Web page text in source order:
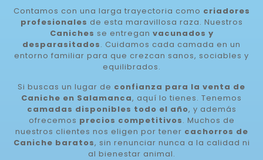
Contamos con una larga trayectoria como criadores
profesionales de esta maravillosa raza. Nuestros
Caniches se entregan vacunados y
desparasitados. Cuidamos cada camada en un
entorno familiar para que crezcan sanos, sociables y
equilibrados.
Si buscas un lugar de confianza para la venta de
Caniche en Salamanca, aquí lo tienes. Tenemos
camadas disponibles todo el año, y además
ofrecemos precios competitivos. Muchos de
nuestros clientes nos eligen por tener cachorros de
Caniche baratos, sin renunciar nunca a la calidad ni
al bienestar animal.